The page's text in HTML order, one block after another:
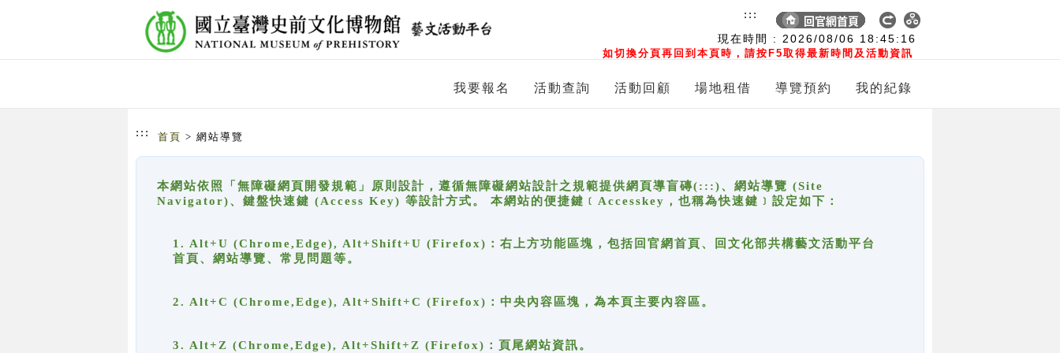
現在時間 : 2026/08/06 18:45:16
如切換分頁再回到本頁時，請按F5取得最新時間及活動資訊
:::
我要報名 活動查詢 活動回顧 場地租借 導覽預約 我的紀錄
::: 首頁 > 網站導覽
本網站依照「無障礙網頁開發規範」原則設計，遵循無障礙網站設計之規範提供網頁導盲磚(:::)、網站導覽 (Site
Navigator)、鍵盤快速鍵 (Access Key) 等設計方式。 本網站的便捷鍵﹝Accesskey，也稱為快速鍵﹞設定如下：
1. Alt+U (Chrome,Edge), Alt+Shift+U (Firefox)：右上方功能區塊，包括回官網首頁、回文化部共構藝文活動平台
首頁、網站導覽、常見問題等。
2. Alt+C (Chrome,Edge), Alt+Shift+C (Firefox)：中央內容區塊，為本頁主要內容區。
3. Alt+Z (Chrome,Edge), Alt+Shift+Z (Firefox)：頁尾網站資訊。